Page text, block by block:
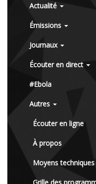
Actualité
Émissions
Journaux
Écouter en direct
#Ebola
Autres
Écouter en ligne
À propos
Moyens techniques